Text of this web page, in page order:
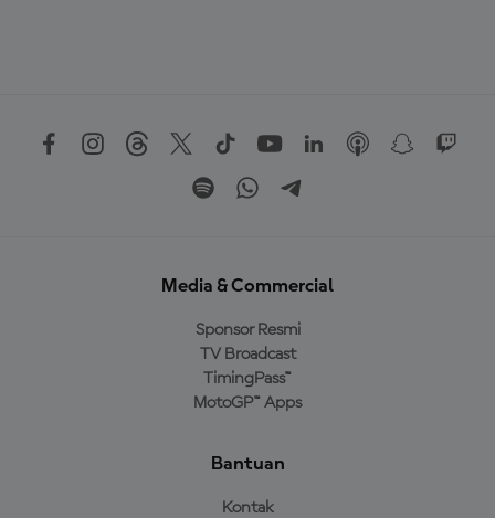
Media & Commercial
Sponsor Resmi
TV Broadcast
TimingPass™
MotoGP™ Apps
Bantuan
Kontak